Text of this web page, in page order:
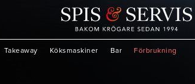
Takeaway Köksmaskiner Bar Förbrukning